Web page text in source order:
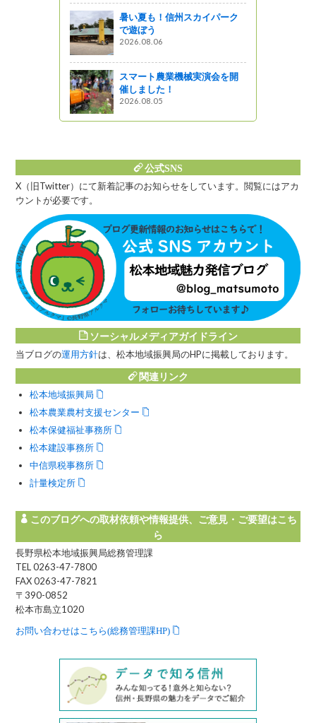
暑い夏も！信州スカイパーク
で遊ぼう
2026.08.06
スマート農業機械実演会を開
催しました！
2026.08.05
公式SNS
X（旧Twitter）にて新着記事のお知らせをしています。閲覧にはアカ
ウントが必要です。
ソーシャルメディアガイドライン
当ブログの運用方針は、松本地域振興局のHPに掲載しております。
関連リンク
松本地域振興局
松本農業農村支援センター
松本保健福祉事務所
松本建設事務所
中信県税事務所
計量検定所
このブログへの取材依頼や情報提供、ご意見・ご要望はこち
ら
長野県松本地域振興局総務管理課
TEL 0263-47-7800
FAX 0263-47-7821
〒390-0852
松本市島立1020
お問い合わせはこちら(総務管理課HP)